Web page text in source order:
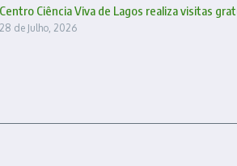
Centro Ciência Viva de Lagos realiza visitas
28 de Julho, 2026